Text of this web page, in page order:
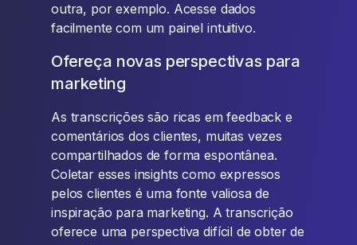
outra, por exemplo. Acesse dados
facilmente com um painel intuitivo.
Ofereça novas perspectivas para
marketing
As transcrições são ricas em feedback e
comentários dos clientes, muitas vezes
compartilhados de forma espontânea.
Coletar esses insights como expressos
pelos clientes é uma fonte valiosa de
inspiração para marketing. A transcrição
oferece uma perspectiva difícil de obter de